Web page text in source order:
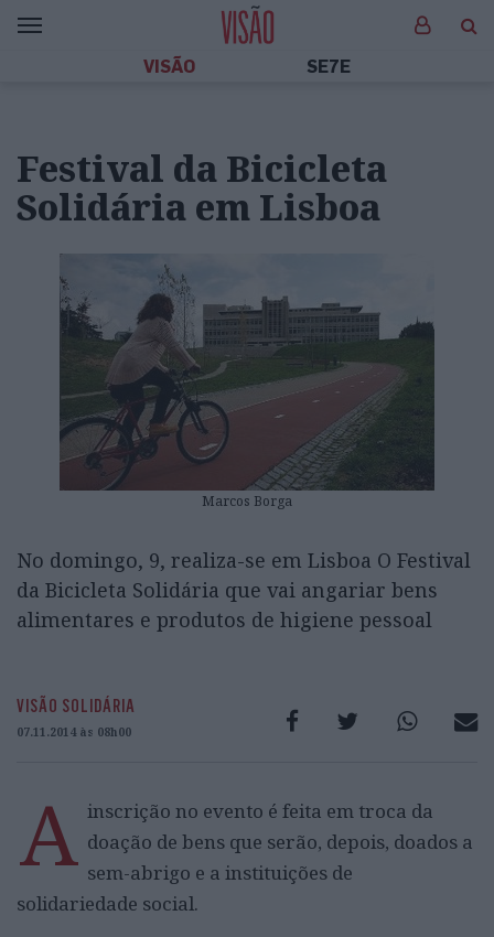
VISÃO SE7E
Festival da Bicicleta
Solidária em Lisboa
Marcos Borga
No domingo, 9, realiza-se em Lisboa O Festival
da Bicicleta Solidária que vai angariar bens
alimentares e produtos de higiene pessoal
VISÃO SOLIDÁRIA
07.11.2014 às 08h00
A inscrição no evento é feita em troca da
doação de bens que serão, depois, doados a
sem-abrigo e a instituições de
solidariedade social.